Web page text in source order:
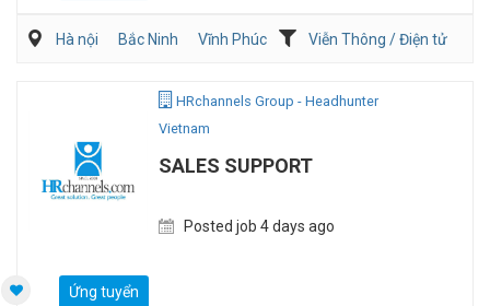
Hà nội Bắc Ninh Vĩnh Phúc
Viễn Thông / Điện tử
HRchannels Group - Headhunter
Vietnam
SALES SUPPORT
Posted job 4 days ago
Ứng tuyển